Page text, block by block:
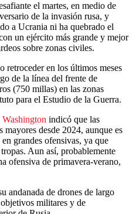
el martes, en medio de
de la invasión rusa, y
a Ucrania ni ha quebrado el
un ejército más grande y mejor
sobre zonas civiles.
retroceder en los últimos meses
de la línea del frente de
(750 millas) en las zonas
para el Estudio de la Guerra.
Washington indicó que las
mayores desde 2024, aunque es
grandes ofensivas, ya que
Aun así, probablemente
ofensiva de primavera-verano,
andanada de drones de largo
militares y de